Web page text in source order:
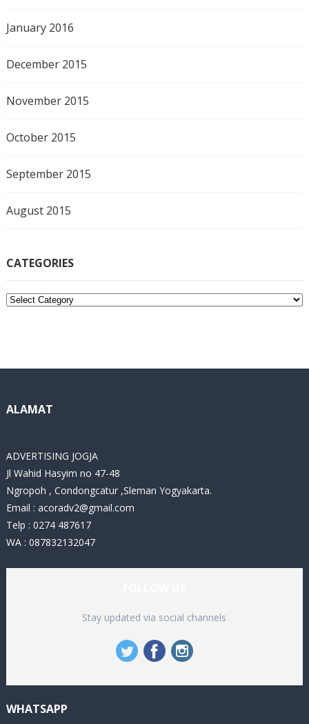
January 2016
December 2015
November 2015
October 2015
September 2015
August 2015
CATEGORIES
C
i
ALAMAT
ADVERTISING JOGJA
Jl Wahid Hasyim no 47-48
Ngropoh , Condongcatur ,Sleman Yogyakarta.
Email : acoradv2@gmail.com
Telp : 0274 487617
WA : 087832132047
Stay updated via social channels
WHATSAPP